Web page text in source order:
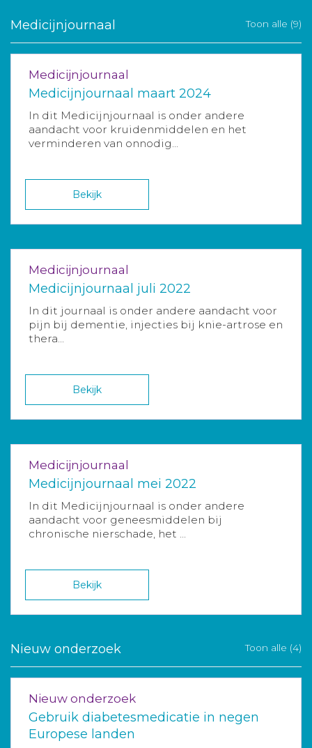
Medicijnjournaal Toon alle (9)
Medicijnjournaal
Medicijnjournaal maart 2024
In dit Medicijnjournaal is onder andere
aandacht voor kruidenmiddelen en het
verminderen van onnodig...
Bekijk
Medicijnjournaal
Medicijnjournaal juli 2022
In dit journaal is onder andere aandacht voor
pijn bij dementie, injecties bij knie-artrose en
thera...
Bekijk
Medicijnjournaal
Medicijnjournaal mei 2022
In dit Medicijnjournaal is onder andere
aandacht voor geneesmiddelen bij
chronische nierschade, het ...
Bekijk
Nieuw onderzoek Toon alle (4)
Nieuw onderzoek
Gebruik diabetesmedicatie in negen
Europese landen